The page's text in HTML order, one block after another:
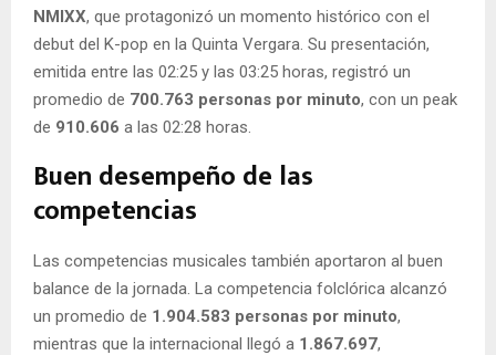
NMIXX, que protagonizó un momento histórico con el
debut del K-pop en la Quinta Vergara. Su presentación,
emitida entre las 02:25 y las 03:25 horas, registró un
promedio de 700.763 personas por minuto, con un peak
de 910.606 a las 02:28 horas.
Buen desempeño de las
competencias
Las competencias musicales también aportaron al buen
balance de la jornada. La competencia folclórica alcanzó
un promedio de 1.904.583 personas por minuto,
mientras que la internacional llegó a 1.867.697,